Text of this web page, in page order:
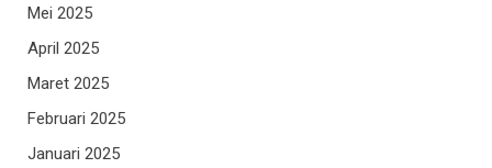
Mei 2025
April 2025
Maret 2025
Februari 2025
Januari 2025